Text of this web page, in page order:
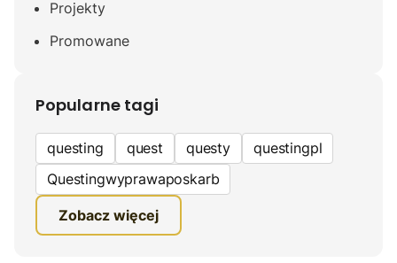
Projekty
Promowane
Popularne tagi
questing quest questy
questingpl
Questingwyprawaposkarb
edukacyjna gra terenowa
fundacja questingu
Zobacz więcej